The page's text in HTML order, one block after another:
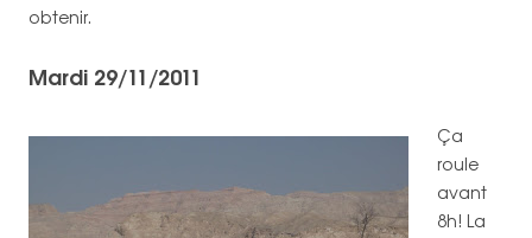
obtenir.
Mardi 29/11/2011
Ça
roule
avant
8h! La